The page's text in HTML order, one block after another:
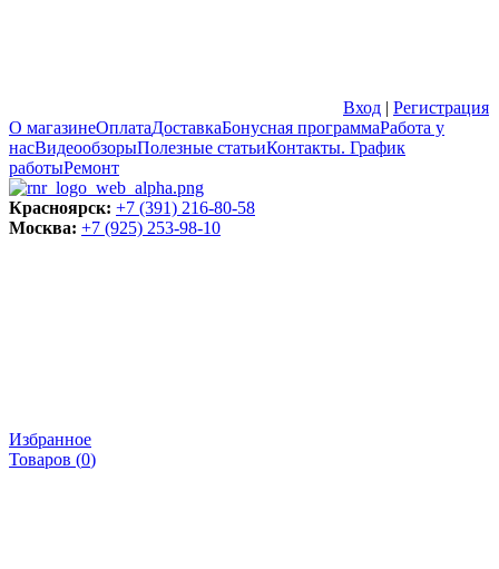
Вход | Регистрация
О магазинеОплатаДоставкаБонусная программаРабота у
насВидеообзорыПолезные статьиКонтакты. График
работыРемонт
Красноярск: +7 (391) 216-80-58
Москва: +7 (925) 253-98-10
Избранное
Товаров (0)